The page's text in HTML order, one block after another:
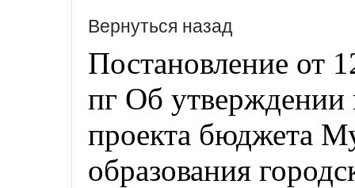
Вернуться назад
Постановление от
пг Об утверждении
проекта бюджета
образования